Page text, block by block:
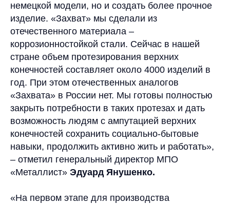
немецкой модели, но и создать более прочное
изделие. «Захват» мы сделали из
отечественного материала –
коррозионностойкой стали. Сейчас в нашей
стране объем протезирования верхних
конечностей составляет около 4000 изделий в
год. При этом отечественных аналогов
«Захвата» в России нет. Мы готовы полностью
закрыть потребности в таких протезах и дать
возможность людям с ампутацией верхних
конечностей сохранить социально-бытовые
навыки, продолжить активно жить и работать»,
– отметил генеральный директор МПО
«Металлист» Эдуард Янушенко.
«На первом этапе для производства